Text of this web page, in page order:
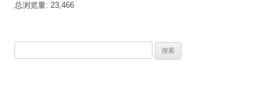
总浏览量: 23,466